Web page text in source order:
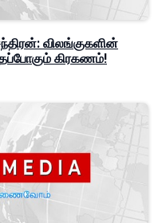
விலங்குகளின்
கிரகணம்!